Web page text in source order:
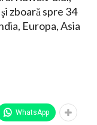
zboară spre 34
Europa, Asia
WhatsApp